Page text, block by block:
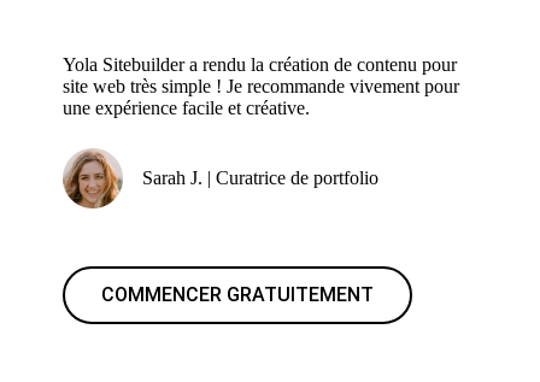
Yola Sitebuilder a rendu la création de contenu pour
site web très simple ! Je recommande vivement pour
une expérience facile et créative.
Sarah J. | Curatrice de portfolio
COMMENCER GRATUITEMENT